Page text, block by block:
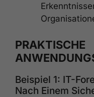
PRAKTISCHE
Beispiel 1: IT-
Nach Einem